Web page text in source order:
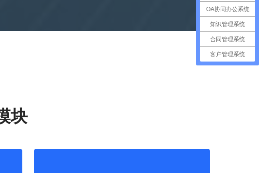
块
OA协同办公系统
知识管理系统
合同管理系统
客户管理系统